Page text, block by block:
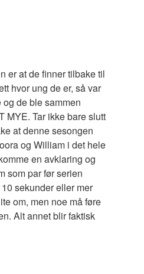
er at de finner tilbake til
hvor ung de er, så var
de ble sammen
MYE. Tar ikke bare slutt
at denne sesongen
og William i det hele
en avklaring og
som par før serien
sekunder eller mer
om, men noe må føre
Alt annet blir faktisk